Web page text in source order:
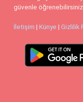
güvenle öğrenebilirsiniz.
İletişim |Künye |Gizlilik